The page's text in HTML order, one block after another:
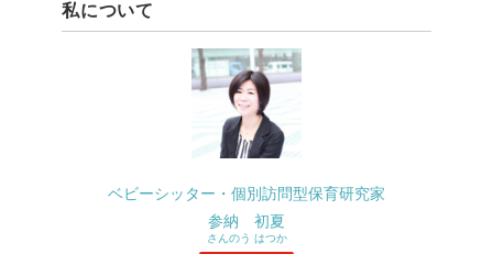
私について
ベビーシッター・個別訪問型保育研究家
参納 初夏
さんのう はつか